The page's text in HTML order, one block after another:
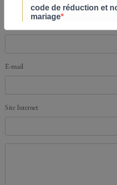
Ajouter un commentaire
E-mail
Site Internet